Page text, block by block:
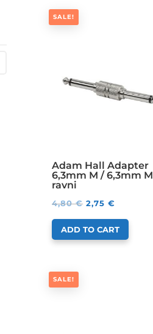
SALE!
Adam Hall Adapter
6,3mm M / 6,3mm M
ravni
4,80€ 2,75€
ADD TO CART
SALE!